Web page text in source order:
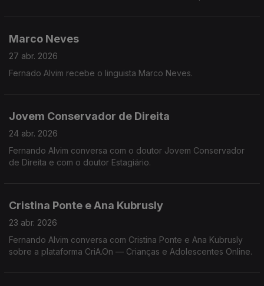
Marco Neves
27 abr. 2026
Fernado Alvim recebe o linguista Marco Neves.
Jovem Conservador de Direita
24 abr. 2026
Fernando Alvim conversa com o doutor Jovem Conservador
de Direita e com o doutor Estagiário.
Cristina Ponte e Ana Kubrusly
23 abr. 2026
Fernando Alvim conversa com Cristina Ponte e Ana Kubrusly
sobre a plataforma CriA.On — Crianças e Adolescentes Online.